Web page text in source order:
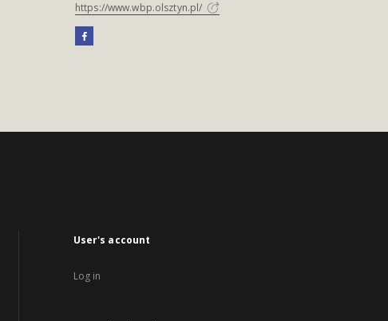
https://www.wbp.olsztyn.pl/
User's account
Log in